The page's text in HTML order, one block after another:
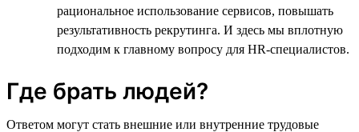
рациональное использование сервисов, повышать
результативность рекрутинга. И здесь мы вплотную
подходим к главному вопросу для HR-специалистов.
Где брать людей?
Ответом могут стать внешние или внутренние трудовые